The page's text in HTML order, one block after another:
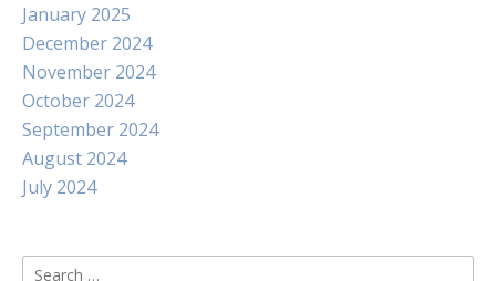
January 2025
December 2024
November 2024
October 2024
September 2024
August 2024
July 2024
Search